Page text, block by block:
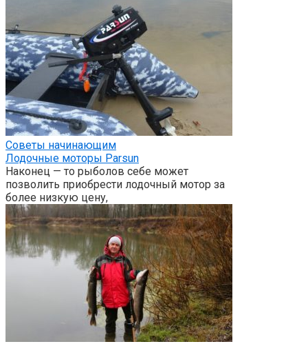
Советы начинающим
Лодочные моторы Parsun
Наконец — то рыболов себе может
позволить приобрести лодочный мотор за
более низкую цену,